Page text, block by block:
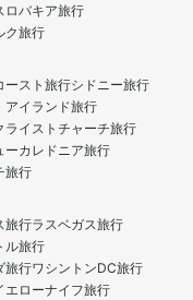
ロバキア旅行
ク旅行
ースト旅行シドニー旅行
アイランド旅行
ライストチャーチ旅行
ーカレドニア旅行
旅行
旅行ラスベガス旅行
ル旅行
旅行ワシントンDC旅行
エローナイフ旅行